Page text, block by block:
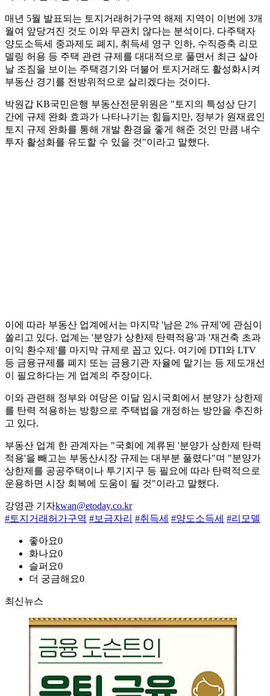
매년 5월 발표되는 토지거래허가구역 해제 지역이 이번에 3개
월여 앞당겨진 것도 이와 무관치 않다는 분석이다. 다주택자
양도소득세 중과제도 폐지, 취득세 영구 인하, 수직증축 리모
델링 허용 등 주택 관련 규제를 대대적으로 풀면서 최근 살아
날 조짐을 보이는 주택경기와 더불어 토지거래도 활성화시켜
부동산 경기를 전방위적으로 살리겠다는 것이다.
박원갑 KB국민은행 부동산전문위원은 "토지의 특성상 단기
간에 규제 완화 효과가 나타나기는 힘들지만, 정부가 원재료인
토지 규제 완화를 통해 개발 환경을 좋게 해준 것인 만큼 내수
투자 활성화를 유도할 수 있을 것"이라고 말했다.
이에 따라 부동산 업계에서는 마지막 '남은 2% 규제'에 관심이
쏠리고 있다. 업계는 '분양가 상한제 탄력적용'과 '재건축 초과
이익 환수제'를 마지막 규제로 꼽고 있다. 여기에 DTI와 LTV
등 금융규제를 폐지 또는 금융기관 자율에 맡기는 등 제도개선
이 필요하다는 게 업계의 주장이다.
이와 관련해 정부와 여당은 이달 임시국회에서 분양가 상한제
를 탄력 적용하는 방향으로 주택법을 개정하는 방안을 추진하
고 있다.
부동산 업계 한 관계자는 "국회에 계류된 '분양가 상한제 탄력
적용'을 빼고는 부동산시장 규제는 대부분 풀렸다"며 "분양가
상한제를 공공주택이나 투기지구 등 필요에 따라 탄력적으로
운용하면 시장 회복에 도움이 될 것"이라고 말했다.
강영관 기자kwan@etoday.co.kr
#토지거래허가구역 #보금자리 #취득세 #양도소득세 #리모델
좋아요0
화나요0
슬퍼요0
더 궁금해요0
최신뉴스